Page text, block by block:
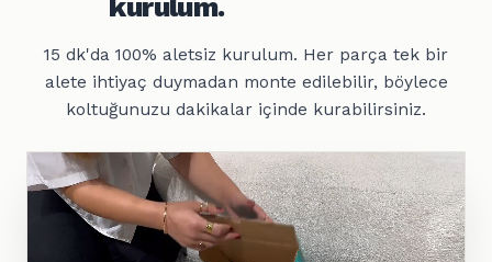
15 dk'da 100% aletsiz kurulum. Her parça tek bir
alete ihtiyaç duymadan monte edilebilir, böylece
koltuğunuzu dakikalar içinde kurabilirsiniz.